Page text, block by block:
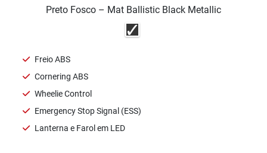
Preto Fosco – Mat Ballistic Black Metallic
Freio ABS
Cornering ABS
Wheelie Control
Emergency Stop Signal (ESS)
Lanterna e Farol em LED